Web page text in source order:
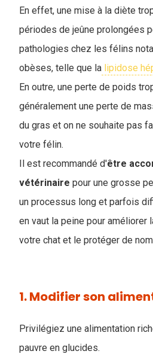
En effet, une mise à la diète
périodes de jeûne prolongées
pathologies chez les félins
obèses, telle que la lipidose
En outre, une perte de poids
généralement une perte de
du gras et on ne souhaite pas
votre félin.
Il est recommandé d'être
vétérinaire pour une grosse
un processus long et parfois
en vaut la peine pour améliorer
votre chat et le protéger de
1. Modifier son
Privilégiez une alimentation
pauvre en glucides.